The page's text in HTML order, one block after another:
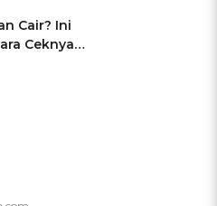
Cair? Ini
Ceknya